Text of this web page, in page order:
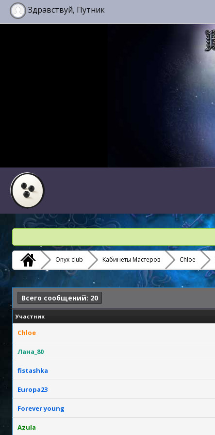
Здравствуй, Путник
Onyx-club Кабинеты Мастеров Chloe
Всего сообщений: 20
Участник
Chloe
Лана_80
fistashka
Europa23
Forever young
Azula